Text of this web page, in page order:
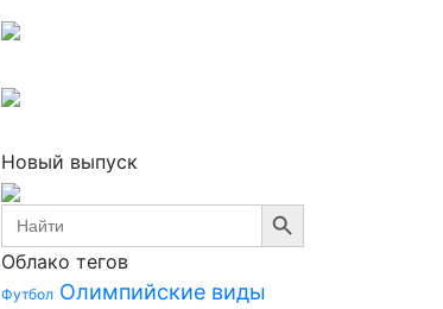
Новый выпуск
Search
for:
Search Button
Облако тегов
Футбол Олимпийские виды